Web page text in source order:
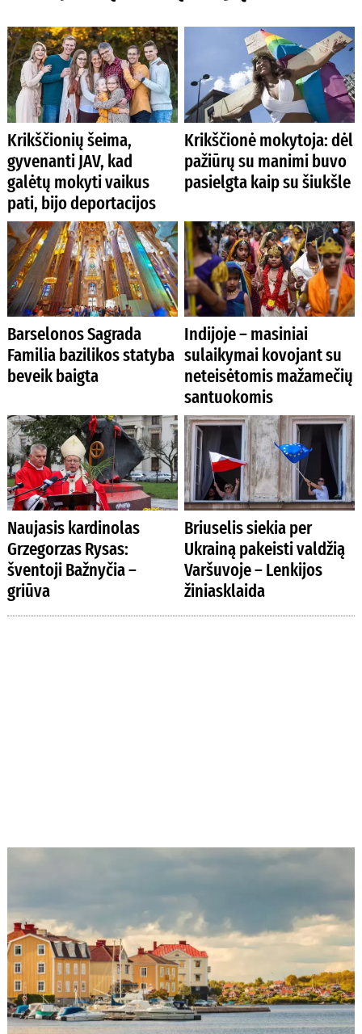
Krikščionių šeima,
gyvenanti JAV, kad
galėtų mokyti vaikus
pati, bijo deportacijos
Krikščionė mokytoja: dėl
pažiūrų su manimi buvo
pasielgta kaip su šiukšle
Barselonos Sagrada
Familia bazilikos statyba
beveik baigta
Indijoje – masiniai
sulaikymai kovojant su
neteisėtomis mažamečių
santuokomis
Naujasis kardinolas
Grzegorzas Rysas:
šventoji Bažnyčia –
griūva
Briuselis siekia per
Ukrainą pakeisti valdžią
Varšuvoje – Lenkijos
žiniasklaida